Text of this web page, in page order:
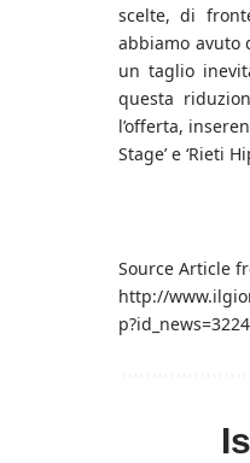
scelte, di
abbiamo avuto
un taglio
questa
l’offerta,
Stage’ e ‘Rieti
Source Article
http://